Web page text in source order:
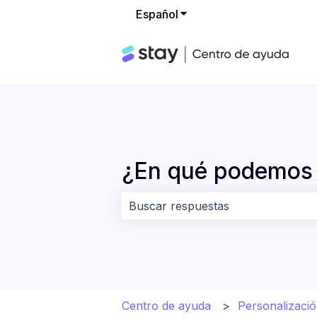
Español Traducciones de Mostrar
¿En qué
Centro de ayuda